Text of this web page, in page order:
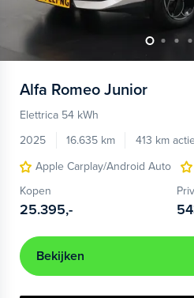
Alfa Romeo Junior
Elettrica 54 kWh
2025
16.635 km 413 km
Apple Carplay/Android Auto
Kopen
25.395,-
Bekijken